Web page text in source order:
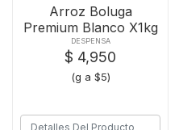
Arroz Boluga
Premium Blanco X1kg
DESPENSA
$ 4,950
(g a $5)